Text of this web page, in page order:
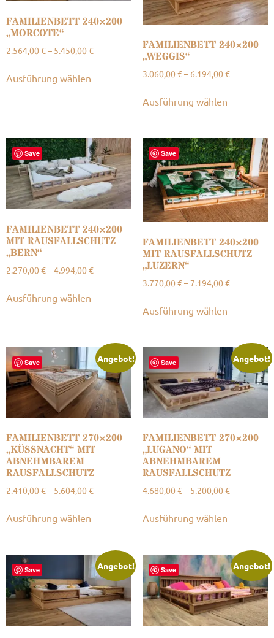
FAMILIENBETT 240×200
„MORCOTE“
2.564,00€– 5.450,00€
Ausführung wählen
FAMILIENBETT 240×200
„WEGGIS“
3.060,00€– 6.194,00€
Ausführung wählen
Save
FAMILIENBETT 240×200
MIT RAUSFALLSCHUTZ
„BERN“
2.270,00€–4.994,00€
Ausführung wählen
Save
FAMILIENBETT 240×200
MIT RAUSFALLSCHUTZ
„LUZERN“
3.770,00€–7.194,00€
Ausführung wählen
Save Angebot!
FAMILIENBETT 270×200
„KÜSSNACHT“ MIT
ABNEHMBAREM
RAUSFALLSCHUTZ
2.410,00€– 5.604,00€
Ausführung wählen
Save Angebot!
FAMILIENBETT 270×200
„LUGANO“ MIT
ABNEHMBAREM
RAUSFALLSCHUTZ
4.680,00€– 5.200,00€
Ausführung wählen
Save Angebot! Save Angebot!